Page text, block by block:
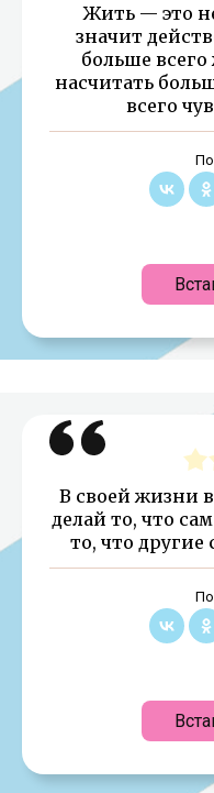
Жить — это
значит
больше
насчитать
всего
В своей жизни
делай то, что
то, что